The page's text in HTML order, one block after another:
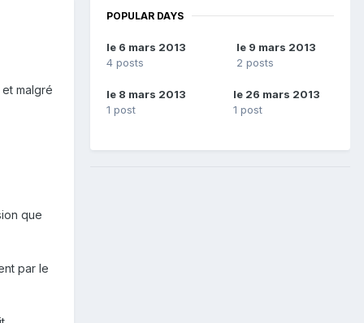
malgré
que
par le
POPULAR DAYS
le 6 mars 2013
4 posts
le 9 mars 2013
2 posts
le 8 mars 2013
1 post
le 26 mars 2013
1 post